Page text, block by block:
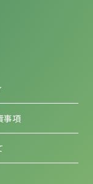
事項